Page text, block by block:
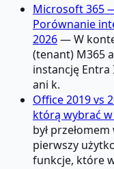
Microsoft 365
Porównanie
2026— W
(tenant) M365
instancję
ani k.
Office 2019 vs
którą wybrać
był
pierwszy
funkcje, które